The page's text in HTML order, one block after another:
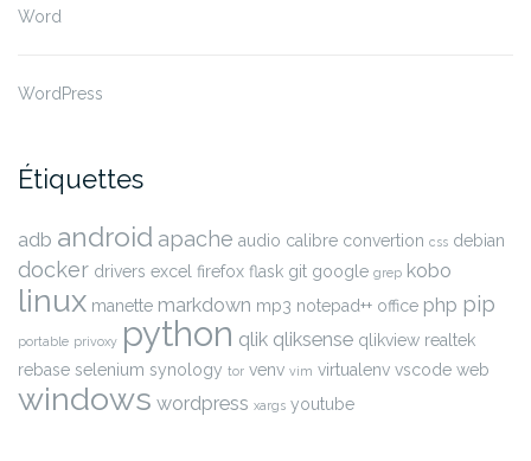
Word
WordPress
Étiquettes
adb android apache audio calibre convertion css debian
docker drivers excel firefox flask git google grep kobo
linux manette markdown mp3 notepad++ office php pip
portable privoxy python qlik qliksense qlikview realtek
rebase selenium synology tor venv vim virtualenv vscode web
windows wordpress xargs youtube